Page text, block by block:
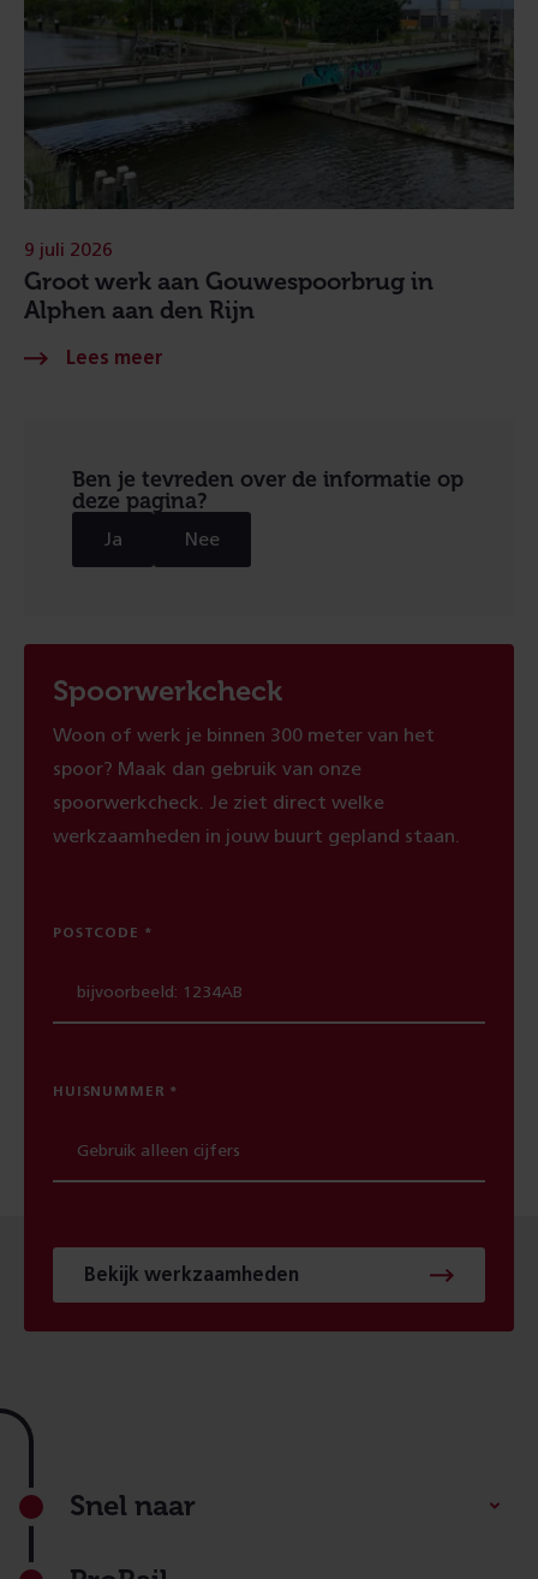
Groot werk aan Gouwespoorbrug in
Alphen aan den Rijn
9 juli 2026
Ben je tevreden over de informatie op
deze pagina?
Ja Nee
Spoorwerkcheck
Woon of werk je binnen 300 meter van het
spoor? Maak dan gebruik van onze
spoorwerkcheck. Je ziet direct welke
werkzaamheden in jouw buurt gepland staan.
POSTCODE
HUISNUMMER
Bekijk werkzaamheden
Footer
Snel naar